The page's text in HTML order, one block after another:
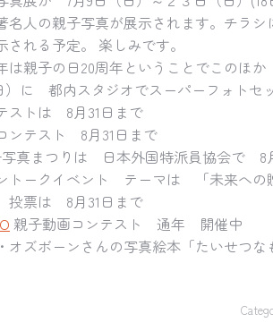
名人の親子写真が展示されます。チラ
される予定。 楽しみです。
は親子の日20周年ということでこのほ
）に 都内スタジオでスーパーフォトセ
ストは 8月31日まで
ンテスト 8月31日まで
真まつりは 日本外国特派員協会で 8
トークイベント テーマは 「未来への
票は 8月31日まで
親子動画コンテスト 通年 開催中
ズボーンさんの写真絵本「たいせつ